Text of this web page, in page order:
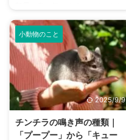
悩みはありませんか？猫との暮ら
しは幸せで満ちていますが、独特
のにおいが気になるという飼い主
さんは少なくありません。 特
に、来客時などは「うちのにお
い、大丈夫かな？」と不安に感じ
てしまうこともあるでしょう。
この記事では、猫のにおいの原因
体、部屋など、場所別に具体的な
小動物のこと
2025/9/9
チンチラの鳴き声の種類｜
「プープー」から「キュー